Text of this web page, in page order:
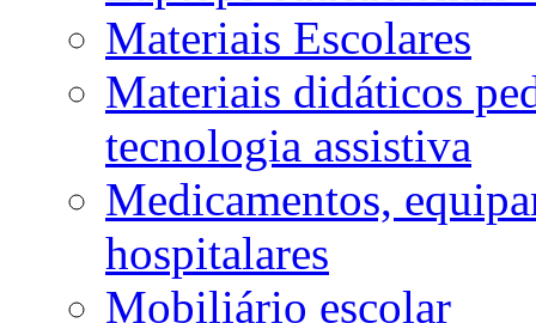
Materiais Escolares
Materiais didáticos
tecnologia assistiva
Medicamentos,
hospitalares
Mobiliário escolar